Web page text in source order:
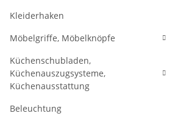
Kleiderhaken
Möbelgriffe, Möbelknöpfe
Küchenschubladen,
Küchenauszugsysteme,
Küchenausstattung
Beleuchtung